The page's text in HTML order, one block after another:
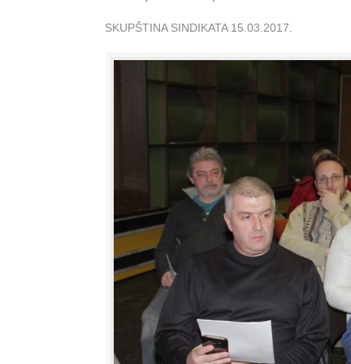
SKUPŠTINA SINDIKATA 15.03.2017.